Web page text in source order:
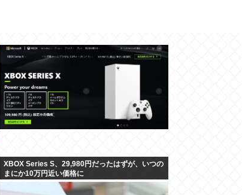
XBOX Series S、29,980円だったはずが、いつの
まにか10万円近い価格に